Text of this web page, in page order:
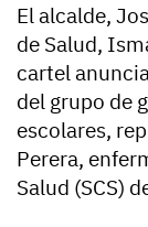
El alcalde,
de Salud,
cartel
del grupo de
escolares,
Perera,
Salud (SCS)